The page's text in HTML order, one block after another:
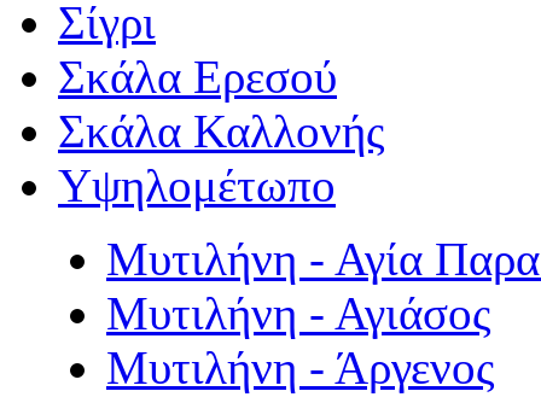
Σίγρι
Σκάλα Ερεσού
Σκάλα Καλλονής
Υψηλομέτωπο
Μυτιλήνη - Αγία
Μυτιλήνη - Αγιάσος
Μυτιλήνη - Άργενος